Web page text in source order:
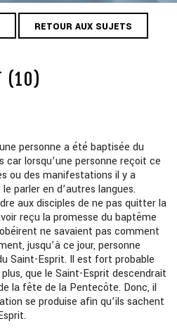
RETOUR AUX SUJETS
(10)
personne a été baptisée du
car lorsqu’une personne reçoit ce
ou des manifestations il y a
parler en d’autres langues.
aux disciples de ne pas quitter la
reçu la promesse du baptême
ne savaient pas comment
jusqu’à ce jour, personne
Saint-Esprit. Il est fort probable
que le Saint-Esprit descendrait
la fête de la Pentecôte. Donc, il
se produise afin qu’ils sachent